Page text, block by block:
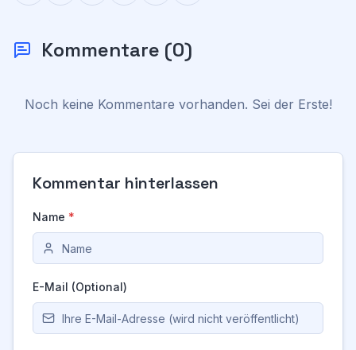
Kommentare (0)
Noch keine Kommentare vorhanden. Sei der Erste!
Kommentar hinterlassen
Name *
E-Mail (Optional)